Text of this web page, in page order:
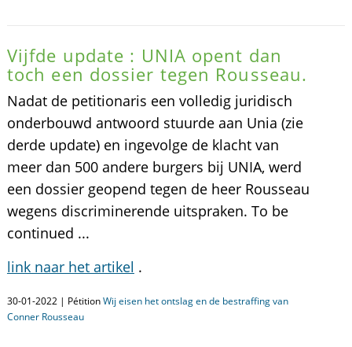
Vijfde update : UNIA opent dan
toch een dossier tegen Rousseau.
Nadat de petitionaris een volledig juridisch
onderbouwd antwoord stuurde aan Unia (zie
derde update) en ingevolge de klacht van
meer dan 500 andere burgers bij UNIA, werd
een dossier geopend tegen de heer Rousseau
wegens discriminerende uitspraken. To be
continued ...
link naar het artikel .
30-01-2022 | PétitionWij eisen het ontslag en de bestraffing van
Conner Rousseau